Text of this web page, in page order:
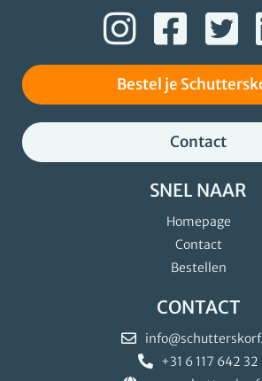
Bestel je
Contact
SNEL NAAR
Homepage
Contact
Bestellen
CONTACT
+31 6 117 642 32